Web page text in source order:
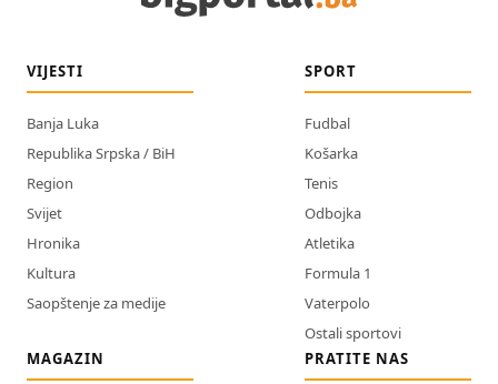
VIJESTI
Banja Luka
Republika Srpska / BiH
Region
Svijet
Hronika
Kultura
Saopštenje za medije
SPORT
Fudbal
Košarka
Tenis
Odbojka
Atletika
Formula 1
Vaterpolo
Ostali sportovi
MAGAZIN
PRATITE NAS